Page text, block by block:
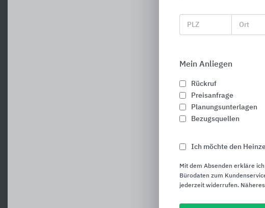
PLZ Ort
Mein Anliegen
Rückruf
Preisanfrage
Planungsunterlagen
Bezugsquellen
Ich möchte den
Mit dem Absenden erkläre
Bürodaten zum
jederzeit widerrufen.